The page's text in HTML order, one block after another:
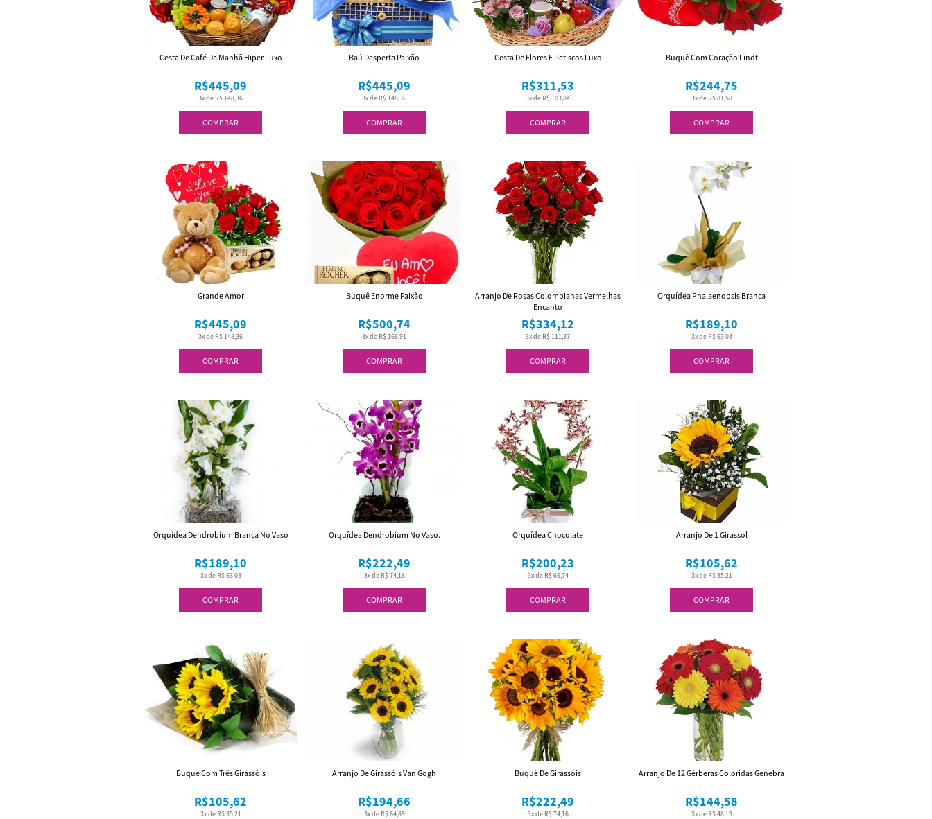
COMPRAR
3x de R$ 148,36
R$445,09
Cesta De Café Da Manhã Hiper Luxo
COMPRAR
3x de R$ 148,36
R$445,09
Baú Desperta Paixão
COMPRAR
3x de R$ 103,84
R$311,53
Cesta De Flores E Petiscos Luxo
COMPRAR
3x de R$ 81,58
R$244,75
Buquê Com Coração Lindt
COMPRAR
3x de R$ 148,36
R$445,09
Grande Amor
COMPRAR
3x de R$ 166,91
R$500,74
Buquê Enorme Paixão
COMPRAR
3x de R$ 111,37
R$334,12
Arranjo De Rosas Colombianas Vermelhas
Encanto
COMPRAR
3x de R$ 63,03
R$189,10
Orquídea Phalaenopsis Branca
COMPRAR
3x de R$ 63,03
R$189,10
Orquídea Dendrobium Branca No Vaso
COMPRAR
3x de R$ 74,16
R$222,49
Orquídea Dendrobium No Vaso.
COMPRAR
3x de R$ 66,74
R$200,23
Orquídea Chocolate
COMPRAR
3x de R$ 35,21
R$105,62
Arranjo De 1 Girassol
3x de R$ 35,21
R$105,62
Buque Com Três Girassóis
3x de R$ 64,89
R$194,66
Arranjo De Girassóis Van Gogh
3x de R$ 74,16
R$222,49
Buquê De Girassóis
3x de R$ 48,19
R$144,58
Arranjo De 12 Gérberas Coloridas Genebra